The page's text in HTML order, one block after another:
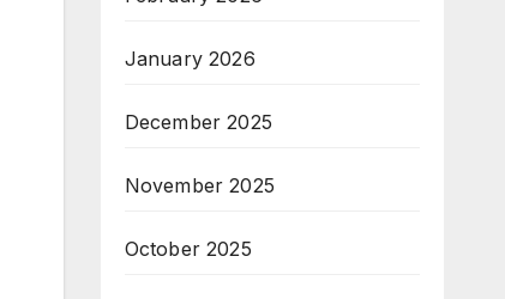
January 2026
December 2025
November 2025
October 2025